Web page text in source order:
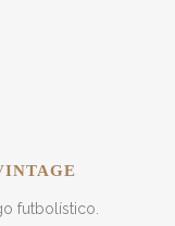
futbolístico.